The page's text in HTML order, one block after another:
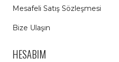
Mesafeli Satış Sözleşmesi
Bize Ulaşın
HESABIM